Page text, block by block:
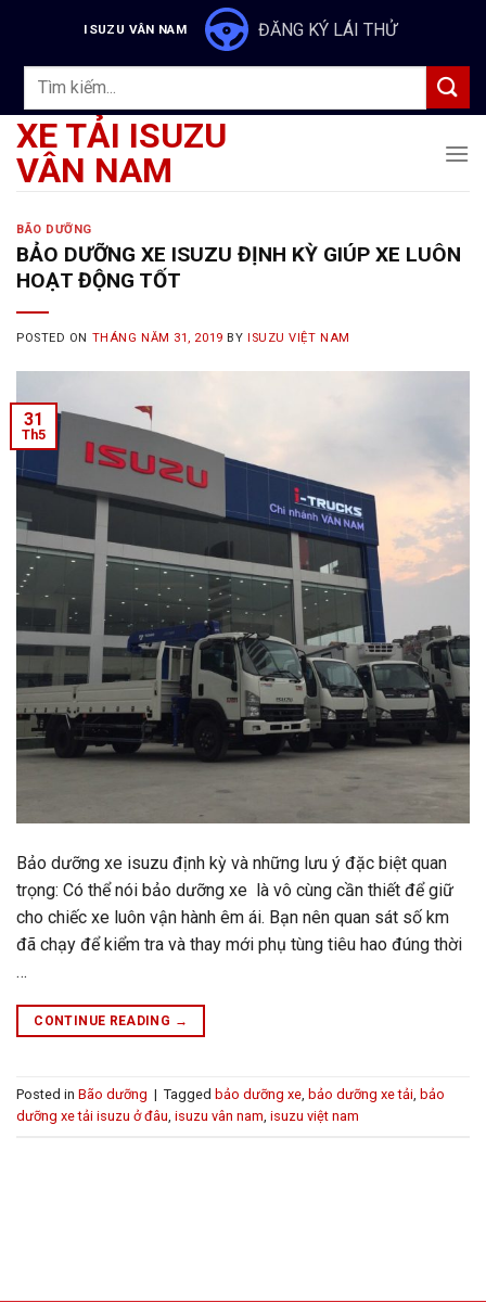
content
ISUZU VÂN NAM ĐĂNG KÝ LÁI THỬ
Tìm
XE TẢI ISUZU
VÂN NAM
BÃO DƯỠNG
BẢO DƯỠNG XE ISUZU ĐỊNH KỲ GIÚP XE LUÔN
HOẠT ĐỘNG TỐT
POSTED ON THÁNG NĂM 31, 2019 BY ISUZU VIỆT NAM
31
Th5
Bảo dưỡng xe isuzu định kỳ và những lưu ý đặc biệt quan
trọng: Có thể nói bảo dưỡng xe là vô cùng cần thiết để giữ
cho chiếc xe luôn vận hành êm ái. Bạn nên quan sát số km
đã chạy để kiểm tra và thay mới phụ tùng tiêu hao đúng thời
…
CONTINUE READING →
Posted in Bão dưỡng | Tagged bảo dưỡng xe, bảo dưỡng xe tải, bảo
dưỡng xe tải isuzu ở đâu, isuzu vân nam, isuzu việt nam